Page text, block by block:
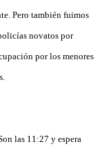
Pero también fuimos
novatos por
por los menores
las 11:27 y espera